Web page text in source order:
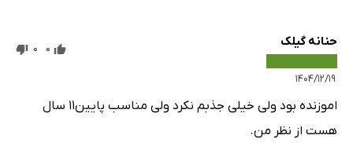
حنانه گیلک
۱۴۰۴/۱۲/۱۹
0
0
اموزنده بود ولی خیلی جذبم نکرد ولی مناسب پایین۱۱ سال
هست از نظر من.